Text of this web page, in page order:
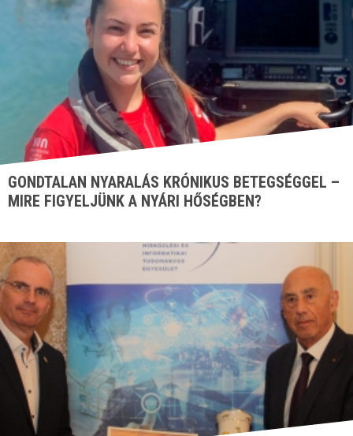
GONDTALAN NYARALÁS KRÓNIKUS BETEGSÉGGEL –
MIRE FIGYELJÜNK A NYÁRI HŐSÉGBEN?